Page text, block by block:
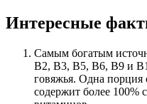
Интересные
Самым богатым
B2, B3, B5, B6, B9 и
говяжья. Одна порция
содержит более 100%